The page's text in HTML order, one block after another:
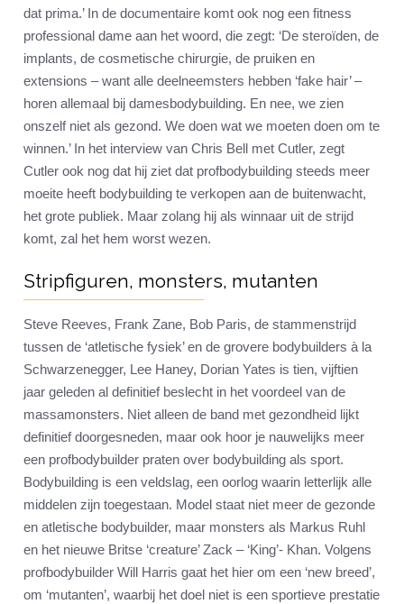
dat prima.’ In de documentaire komt ook nog een fitness
professional dame aan het woord, die zegt: ‘De steroïden, de
implants, de cosmetische chirurgie, de pruiken en
extensions – want alle deelneemsters hebben ‘fake hair’ –
horen allemaal bij damesbodybuilding. En nee, we zien
onszelf niet als gezond. We doen wat we moeten doen om te
winnen.’ In het interview van Chris Bell met Cutler, zegt
Cutler ook nog dat hij ziet dat profbodybuilding steeds meer
moeite heeft bodybuilding te verkopen aan de buitenwacht,
het grote publiek. Maar zolang hij als winnaar uit de strijd
komt, zal het hem worst wezen.
Stripfiguren, monsters, mutanten
Steve Reeves, Frank Zane, Bob Paris, de stammenstrijd
tussen de ‘atletische fysiek’ en de grovere bodybuilders à la
Schwarzenegger, Lee Haney, Dorian Yates is tien, vijftien
jaar geleden al definitief beslecht in het voordeel van de
massamonsters. Niet alleen de band met gezondheid lijkt
definitief doorgesneden, maar ook hoor je nauwelijks meer
een profbodybuilder praten over bodybuilding als sport.
Bodybuilding is een veldslag, een oorlog waarin letterlijk alle
middelen zijn toegestaan. Model staat niet meer de gezonde
en atletische bodybuilder, maar monsters als Markus Ruhl
en het nieuwe Britse ‘creature’ Zack – ‘King’- Khan. Volgens
profbodybuilder Will Harris gaat het hier om een ‘new breed’,
om ‘mutanten’, waarbij het doel niet is een sportieve prestatie